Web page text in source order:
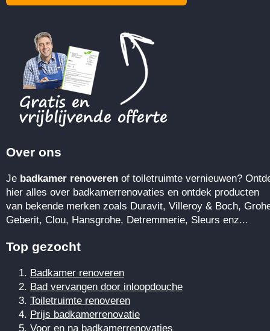
Over ons
Je badkamer renoveren of toiletruimte vernieuwen?
hier alles over badkamerrenovaties en ontdek producten
van bekende merken zoals Duravit, Villeroy & Boch,
Geberit, Clou, Hansgrohe, Detremmerie, Sleurs enz...
Top gezocht
Badkamer renoveren
Bad vervangen door inloopdouche
Toiletruimte renoveren
Prijs badkamerrenovatie
Voor en na badkamerrenovaties